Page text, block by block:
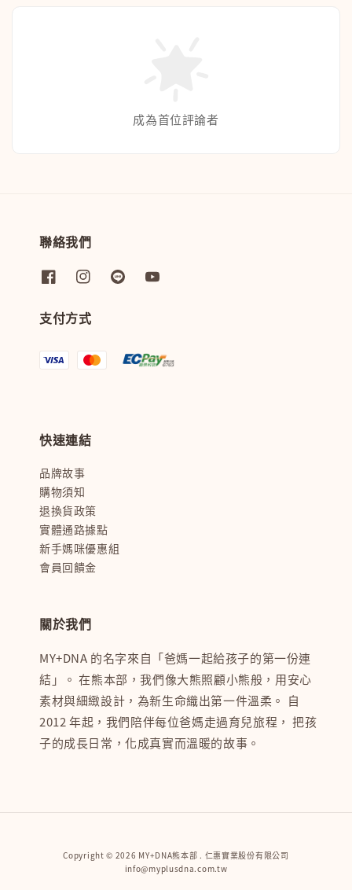
成為首位評論者
聯絡我們
支付方式
快速連結
品牌故事
購物須知
退換貨政策
實體通路據點
新手媽咪優惠組
會員回饋金
關於我們
MY+DNA 的名字來自「爸媽一起給孩子的第一份連
結」。 在熊本部，我們像大熊照顧小熊般，用安心
素材與細緻設計，為新生命織出第一件溫柔。 自
2012 年起，我們陪伴每位爸媽走過育兒旅程， 把孩
子的成長日常，化成真實而溫暖的故事。
Copyright © 2026 MY+DNA熊本部 . 仁惠實業股份有限公司
info@myplusdna.com.tw